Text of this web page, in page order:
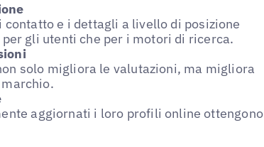
e i dettagli a livello di posizione
gli utenti che per i motori di ricerca.
solo migliora le valutazioni, ma migliora
aggiornati i loro profili online ottengono